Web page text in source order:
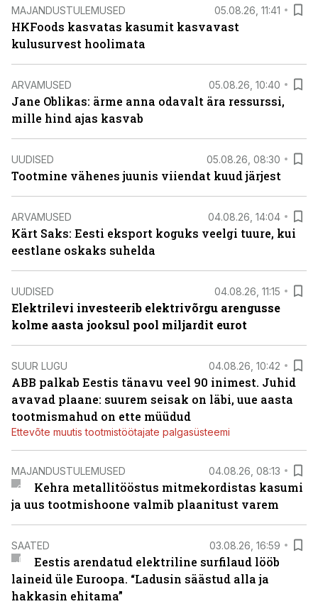
MAJANDUSTULEMUSED 05.08.26, 11:41
HKFoods kasvatas kasumit kasvavast
kulusurvest hoolimata
ARVAMUSED 05.08.26, 10:40
Jane Oblikas: ärme anna odavalt ära ressurssi,
mille hind ajas kasvab
UUDISED 05.08.26, 08:30
Tootmine vähenes juunis viiendat kuud järjest
ARVAMUSED 04.08.26, 14:04
Kärt Saks: Eesti eksport koguks veelgi tuure, kui
eestlane oskaks suhelda
UUDISED 04.08.26, 11:15
Elektrilevi investeerib elektrivõrgu arengusse
kolme aasta jooksul pool miljardit eurot
SUUR LUGU 04.08.26, 10:42
ABB palkab Eestis tänavu veel 90 inimest. Juhid
avavad plaane: suurem seisak on läbi, uue aasta
tootmismahud on ette müüdud
Ettevõte muutis tootmistöötajate palgasüsteemi
MAJANDUSTULEMUSED 04.08.26, 08:13
Kehra metallitööstus mitmekordistas kasumi
ja uus tootmishoone valmib plaanitust varem
SAATED 03.08.26, 16:59
Eestis arendatud elektriline surfilaud lööb
laineid üle Euroopa. “Ladusin säästud alla ja
hakkasin ehitama”